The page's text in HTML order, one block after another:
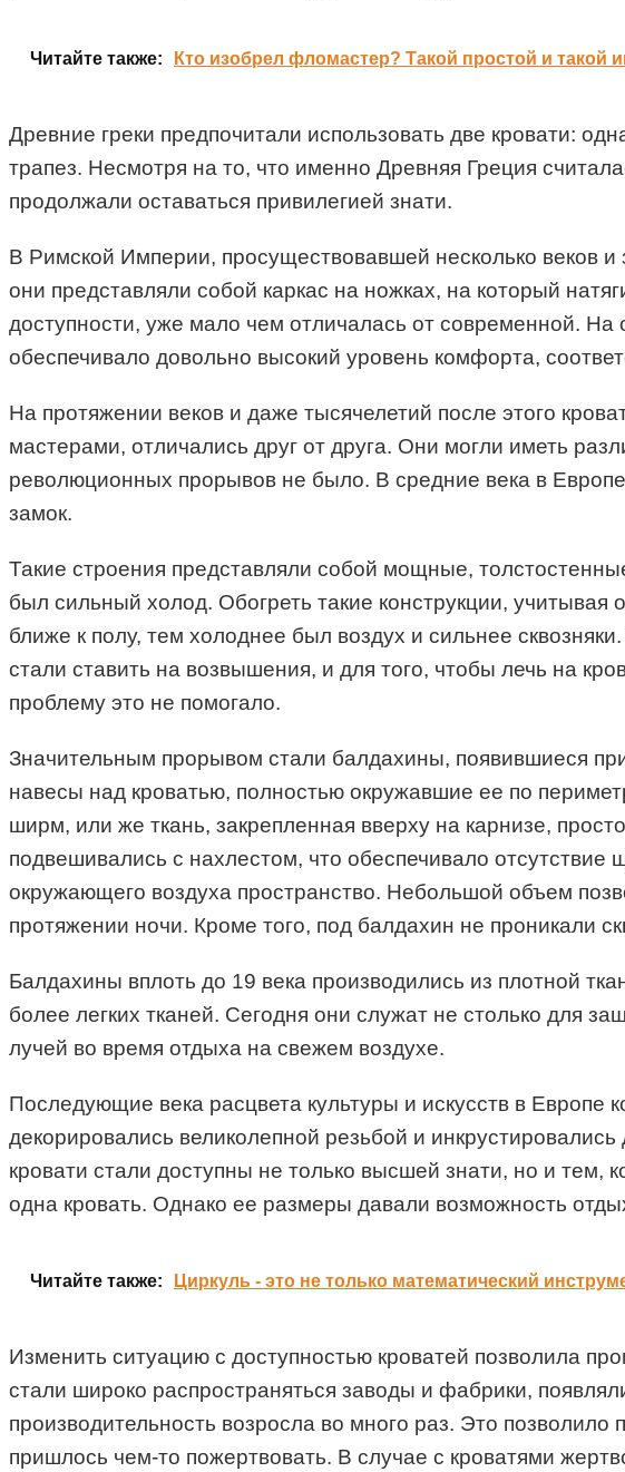
Читайте также: Кто изобрел фломастер? Такой простой и такой
Древние греки предпочитали использовать две кровати:
трапез. Несмотря на то, что именно Древняя Греция
продолжали оставаться привилегией знати.
В Римской Империи, просуществовавшей несколько веков и
они представляли собой каркас на ножках, на который
доступности, уже мало чем отличалась от современной.
обеспечивало довольно высокий уровень комфорта,
На протяжении веков и даже тысячелетий после этого
мастерами, отличались друг от друга. Они могли иметь
революционных прорывов не было. В средние века в
замок.
Такие строения представляли собой мощные,
был сильный холод. Обогреть такие конструкции,
ближе к полу, тем холоднее был воздух и сильнее
стали ставить на возвышения, и для того, чтобы лечь на
проблему это не помогало.
Значительным прорывом стали балдахины, появившиеся
навесы над кроватью, полностью окружавшие ее по
ширм, или же ткань, закрепленная вверху на карнизе,
подвешивались с нахлестом, что обеспечивало отсутствие
окружающего воздуха пространство. Небольшой объем
протяжении ночи. Кроме того, под балдахин не проникали
Балдахины вплоть до 19 века производились из плотной
более легких тканей. Сегодня они служат не столько для
лучей во время отдыха на свежем воздухе.
Последующие века расцвета культуры и искусств в Европе
декорировались великолепной резьбой и
кровати стали доступны не только высшей знати, но и
одна кровать. Однако ее размеры давали возможность
Читайте также: Циркуль - это не только математический
Изменить ситуацию с доступностью кроватей позволила
стали широко распространяться заводы и фабрики,
производительность возросла во много раз. Это
пришлось чем-то пожертвовать. В случае с кроватями